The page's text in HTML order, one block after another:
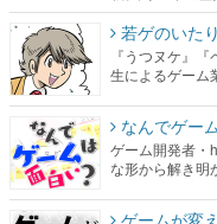
なんでゲー
ゲーム開発者
な形から解き明
ゲームが変
「経験値」「裏
源や用法の変遷